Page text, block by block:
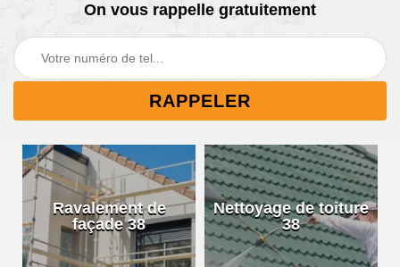
On vous rappelle gratuitement
Ravalement de
façade 38
Nettoyage de toiture
38